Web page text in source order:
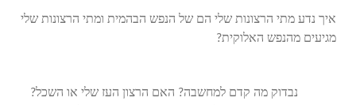
איך נדע מתי הרצונות שלי הם של הנפש הבהמית ומתי הרצונות שלי
מגיעים מהנפש האלוקית?
נבדוק מה קדם למחשבה? האם הרצון העז שלי או השכל?